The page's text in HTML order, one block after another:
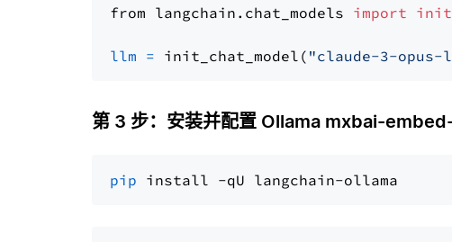
from langchain.chat_models import
llm = init_chat_model( "claude-3-
第 3 步：安装并配置 Ollama mxbai-
pip